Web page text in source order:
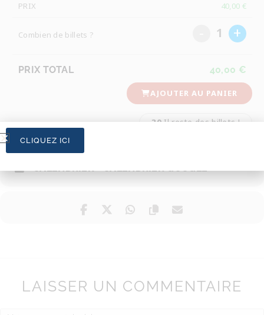
PRIX 40,00 €
Combien de billets ? 1 +
PRIX TOTAL 40,00 €
AJOUTER AU PANIER
30 Il reste des billets !
CALENDRIER CALENDRIER GOOGLE
LAISSER UN COMMENTAIRE
CLIQUEZ ICI